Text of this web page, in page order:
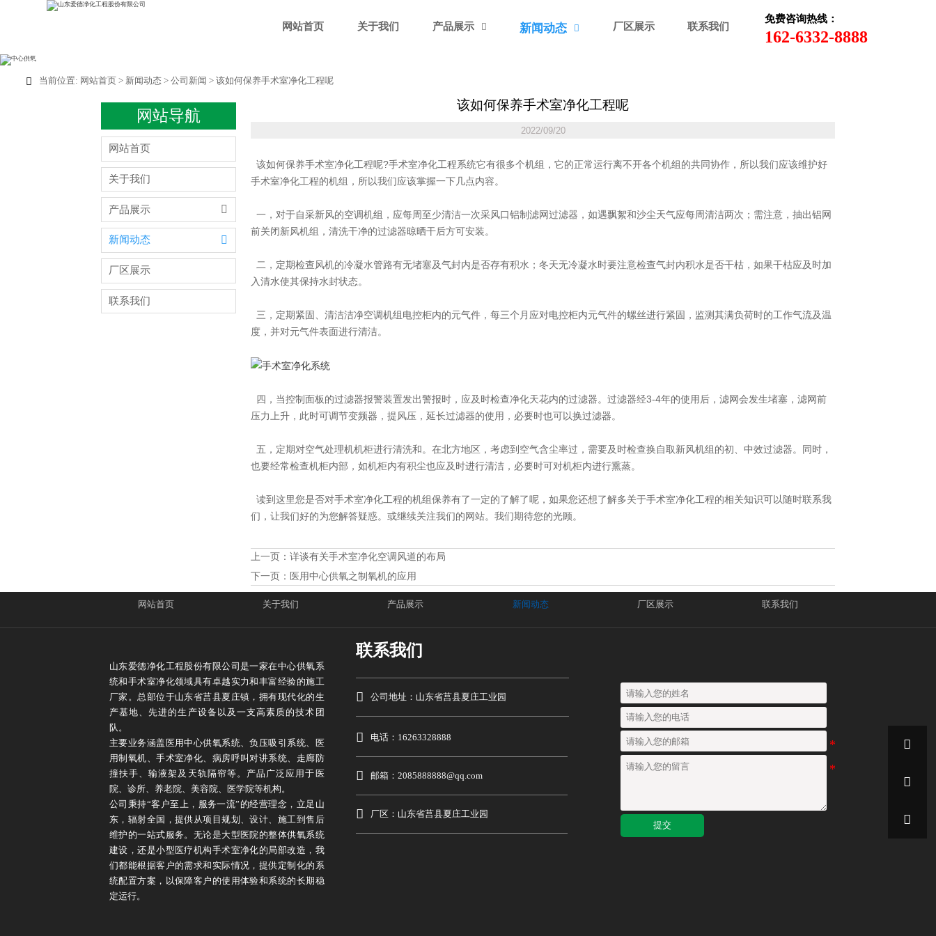
网站首页 关于我们 产品展示  新闻动态  厂区展示 联系我们
免费咨询热线：
162-6332-8888
 当前位置: 网站首页> 新闻动态> 公司新闻 > 该如何保养手术室净化工程呢
网站导航
网站首页
关于我们
产品展示 
新闻动态 
厂区展示
联系我们
该如何保养手术室净化工程呢
2022/09/20
该如何保养手术室净化工程呢?手术室净化工程系统它有很多个机组，它的正常运行离不开各个机组的共同协作，所以我们应该维护好
手术室净化工程的机组，所以我们应该掌握一下几点内容。
一，对于自采新风的空调机组，应每周至少清洁一次采风口铝制滤网过滤器，如遇飘絮和沙尘天气应每周清洁两次；需注意，抽出铝网
前关闭新风机组，清洗干净的过滤器晾晒干后方可安装。
二，定期检查风机的冷凝水管路有无堵塞及气封内是否存有积水；冬天无冷凝水时要注意检查气封内积水是否干枯，如果干枯应及时加
入清水使其保持水封状态。
三，定期紧固、清洁洁净空调机组电控柜内的元气件，每三个月应对电控柜内元气件的螺丝进行紧固，监测其满负荷时的工作气流及温
度，并对元气件表面进行清洁。
四，当控制面板的过滤器报警装置发出警报时，应及时检查净化天花内的过滤器。过滤器经3-4年的使用后，滤网会发生堵塞，滤网前
压力上升，此时可调节变频器，提风压，延长过滤器的使用，必要时也可以换过滤器。
五，定期对空气处理机机柜进行清洗和。在北方地区，考虑到空气含尘率过，需要及时检查换自取新风机组的初、中效过滤器。同时，
也要经常检查机柜内部，如机柜内有积尘也应及时进行清洁，必要时可对机柜内进行熏蒸。
读到这里您是否对手术室净化工程的机组保养有了一定的了解了呢，如果您还想了解多关于手术室净化工程的相关知识可以随时联系我
们，让我们好的为您解答疑惑。或继续关注我们的网站。我们期待您的光顾。
上一页：详谈有关手术室净化空调风道的布局
下一页： 医用中心供氧之制氧机的应用
网站首页 关于我们 产品展示 新闻动态 厂区展示 联系我们
山东爱德净化工程股份有限公司是一家在中心供氧系
统和手术室净化领域具有卓越实力和丰富经验的施工
厂家。总部位于山东省莒县夏庄镇，拥有现代化的生
产基地、先进的生产设备以及一支高素质的技术团
队。
主要业务涵盖医用中心供氧系统、负压吸引系统、医
用制氧机、手术室净化、病房呼叫对讲系统、走廊防
撞扶手、输液架及天轨隔帘等。产品广泛应用于医
院、诊所、养老院、美容院、医学院等机构。
公司秉持“客户至上，服务一流”的经营理念，立足山
东，辐射全国，提供从项目规划、设计、施工到售后
维护的一站式服务。无论是大型医院的整体供氧系统
建设，还是小型医疗机构手术室净化的局部改造，我
们都能根据客户的需求和实际情况，提供定制化的系
统配置方案，以保障客户的使用体验和系统的长期稳
定运行。
联系我们
 公司地址：山东省莒县夏庄工业园
 电话：16263328888
 邮箱：2085888888@qq.com

厂区：山东省莒县夏庄工业园
提交


